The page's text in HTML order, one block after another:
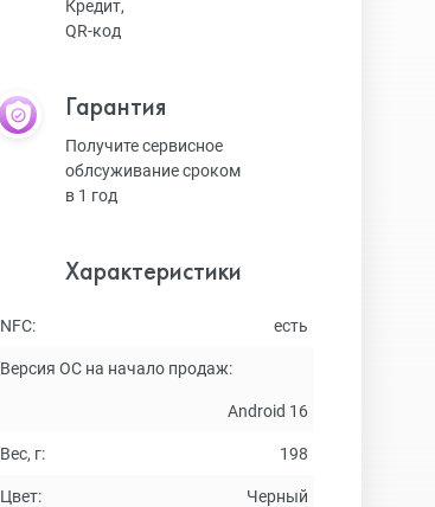
Кредит,
QR-код
Гарантия
Получите сервисное
облсуживание сроком
в 1 год
Характеристики
NFC: есть
Версия ОС на начало продаж:
Android 16
Вес, г: 198
Цвет: Черный